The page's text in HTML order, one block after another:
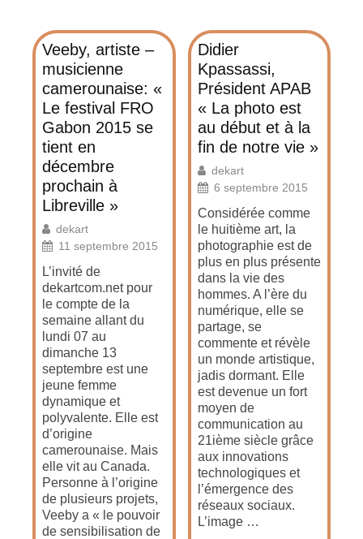
Veeby, artiste –
musicienne
camerounaise: «
Le festival FRO
Gabon 2015 se
tient en
décembre
prochain à
Libreville »
dekart
11 septembre 2015
L’invité de
dekartcom.net pour
le compte de la
semaine allant du
lundi 07 au
dimanche 13
septembre est une
jeune femme
dynamique et
polyvalente. Elle est
d’origine
camerounaise. Mais
elle vit au Canada.
Personne à l’origine
de plusieurs projets,
Veeby a « le pouvoir
de sensibilisation de
Didier
Kpassassi,
Président APAB
« La photo est
au début et à la
fin de notre vie »
dekart
6 septembre 2015
Considérée comme
le huitième art, la
photographie est de
plus en plus présente
dans la vie des
hommes. A l’ère du
numérique, elle se
partage, se
commente et révèle
un monde artistique,
jadis dormant. Elle
est devenue un fort
moyen de
communication au
21ième siècle grâce
aux innovations
technologiques et
l’émergence des
réseaux sociaux.
L’image …